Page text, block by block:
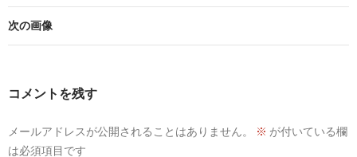
次の画像
コメントを残す
メールアドレスが公開されることはありません。 ※ が付いている欄
は必須項目です